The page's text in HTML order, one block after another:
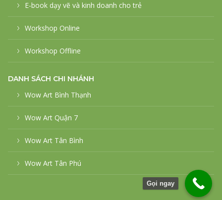
E-book dạy vẽ và kinh doanh cho trẻ
Workshop Online
Workshop Offline
DANH SÁCH CHI NHÁNH
Wow Art Bình Thạnh
Wow Art Quận 7
Wow Art Tân Bình
Wow Art Tân Phú
Gọi ngay